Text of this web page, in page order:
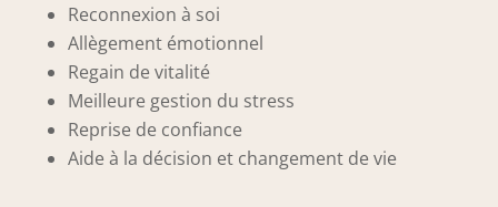
Reconnexion à soi
Allègement émotionnel
Regain de vitalité
Meilleure gestion du stress
Reprise de confiance
Aide à la décision et changement de vie